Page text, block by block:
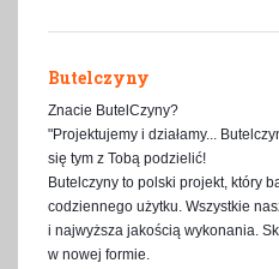
Butelczyny
Znacie ButelCzyny?
"Projektujemy i działamy...
się tym z Tobą podzielić!
Butelczyny to polski projekt, który
codziennego użytku. Wszystkie
i najwyższa jakością wykonania.
w nowej formie.